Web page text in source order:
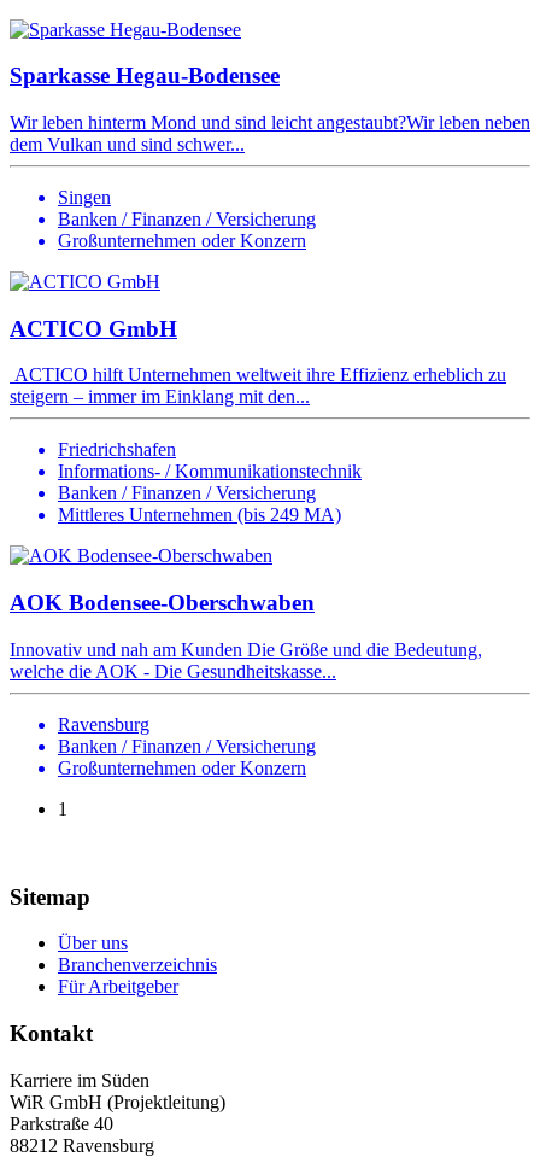
Sparkasse Hegau-Bodensee
Wir leben hinterm Mond und sind leicht angestaubt?Wir leben neben
dem Vulkan und sind schwer...
Singen
Banken / Finanzen / Versicherung
Großunternehmen oder Konzern
ACTICO GmbH
ACTICO hilft Unternehmen weltweit ihre Effizienz erheblich zu
steigern – immer im Einklang mit den...
Friedrichshafen
Informations- / Kommunikationstechnik
Banken / Finanzen / Versicherung
Mittleres Unternehmen (bis 249 MA)
AOK Bodensee-Oberschwaben
Innovativ und nah am Kunden Die Größe und die Bedeutung,
welche die AOK - Die Gesundheitskasse...
Ravensburg
Banken / Finanzen / Versicherung
Großunternehmen oder Konzern
1
Sitemap
Über uns
Branchenverzeichnis
Für Arbeitgeber
Kontakt
Karriere im Süden
WiR GmbH (Projektleitung)
Parkstraße 40
88212 Ravensburg